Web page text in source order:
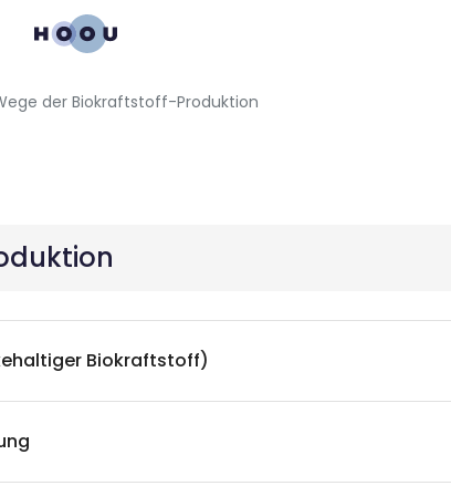
der Biokraftstoff-Produktion
Biokraftstoff)